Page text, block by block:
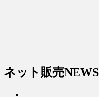
ネット販売NEWS